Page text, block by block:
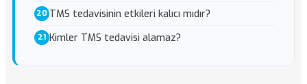
TMS tedavisinin etkileri kalıcı mıdır?
Kimler TMS tedavisi alamaz?